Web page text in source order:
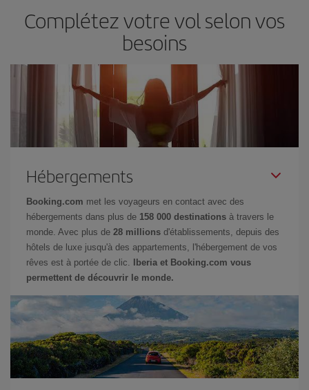
Complétez votre vol selon vos
besoins
Hébergements
Booking.com met les voyageurs en contact avec des
hébergements dans plus de 158 000 destinations à travers le
monde. Avec plus de 28 millions d'établissements, depuis des
hôtels de luxe jusqu'à des appartements, l'hébergement de vos
rêves est à portée de clic.
Iberia et Booking.com vous
permettent de découvrir le monde.